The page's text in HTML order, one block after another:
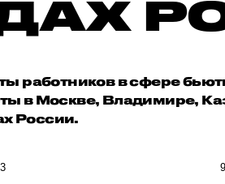
работников в сфере
в Москве, Владимире,
России.